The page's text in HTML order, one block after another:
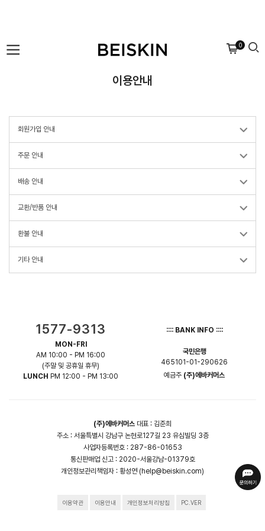
0
이용안내
회원가입 안내
주문 안내
배송 안내
교환/반품 안내
환불 안내
기타 안내
1577-9313
MON-FRI
AM 10:00 - PM 16:00
(주말 및 공휴일 휴무)
LUNCH PM 12:00 - PM 13:00
:::: BANK INFO ::::
국민은행
465101-01-290626
예금주 (주)에바커머스
(주)에바커머스 대표 : 김준희
주소 : 서울특별시 강남구 논현로127길 23 유심빌딩 3층
사업자등록번호 : 287-86-01653
통신판매업 신고 : 2020-서울강남-01379호
개인정보관리책임자 : 황성연 (help@beiskin.com)
이용약관 이용안내 개인정보처리방침 PC.VER